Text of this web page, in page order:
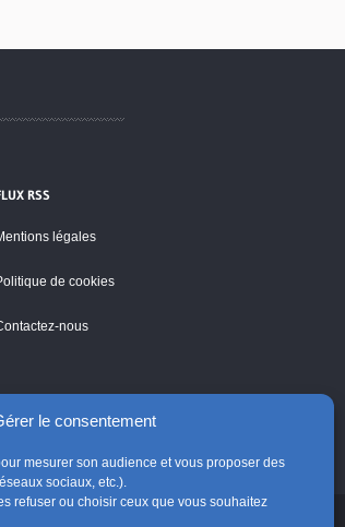
le consentement
mesurer son audience et vous proposer des
sociaux, etc.).
refuser ou choisir ceux que vous souhaitez
RSS
légales
de cookies
nous